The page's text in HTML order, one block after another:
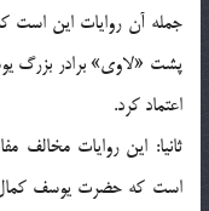
جمله آن روايات اين است
اعتماد کرد.
ثانیا: این روایات مخالف
است که حضرت یوسف کمال